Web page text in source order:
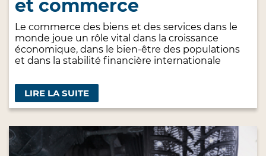
et commerce
Le commerce des biens et des services dans le
monde joue un rôle vital dans la croissance
économique, dans le bien-être des populations
et dans la stabilité financière internationale
LIRE LA SUITE